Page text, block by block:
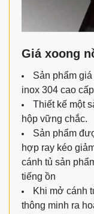
Giá xoong
Sản phẩm
inox 304 cao
Thiết kế một
hộp vững chắc.
Sản phẩm
hợp ray kéo
cánh tủ sản
tiếng ồn
Khi mở cánh
thông minh ra